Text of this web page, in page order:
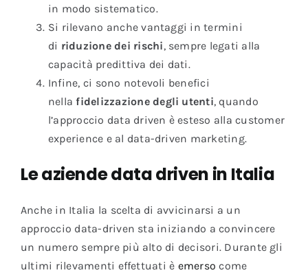
in modo sistematico.
Si rilevano anche vantaggi in termini
di riduzione dei rischi, sempre legati alla
capacità predittiva dei dati.
Infine, ci sono notevoli benefici
nellafidelizzazione degli utenti, quando
l’approccio data driven è esteso alla customer
experience e al data-driven marketing.
Le aziende data driven in Italia
Anche in Italia la scelta di avvicinarsi a un
approccio data-driven sta iniziando a convincere
un numero sempre più alto di decisori. Durante gli
ultimi rilevamenti effettuati è emerso come